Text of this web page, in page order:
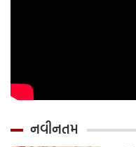
નવીનતમ